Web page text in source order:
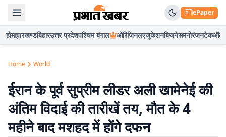
ePaper
होमझारखण्डबिहारउत्तर प्रदेशपश्चिम बंगाल ओरिजिनलएजुकेशनबिजनेसमनोरंजनटेकऑटो
Home World
ईरान के पूर्व सुप्रीम लीडर अली खामेनेई की
अंतिम विदाई की तारीखें तय, मौत के 4
महीने बाद मशहद में होंगे दफन